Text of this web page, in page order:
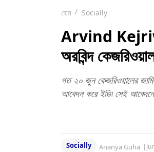
হোম Socially
Arvind
অরবিন্দ
গত ২০ জুন কেজরিওয়ালের
আবেদন করে ইডি৷ সেই
Socially Ananya Guha |